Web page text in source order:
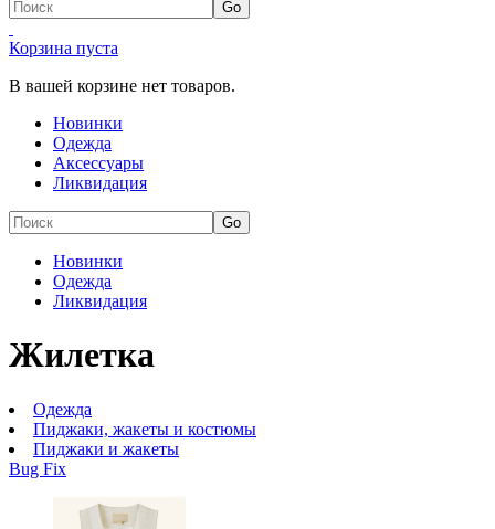
Корзина пуста
В вашей корзине нет товаров.
Новинки
Одежда
Аксессуары
Ликвидация
Новинки
Одежда
Ликвидация
Жилетка
Одежда
Пиджаки, жакеты и костюмы
Пиджаки и жакеты
Bug Fix